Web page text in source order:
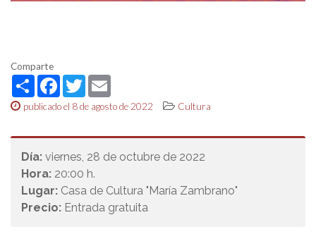
Comparte
ShareFacebook
Twitter
publicado el 8 de agosto de 2022 Cultura
Día: viernes, 28 de octubre de 2022
Hora: 20:00 h.
Lugar: Casa de Cultura "María Zambrano"
Precio: Entrada gratuita